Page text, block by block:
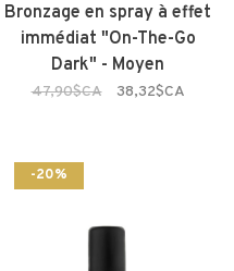
Bronzage en spray à effet
immédiat "On-The-Go
Dark" - Moyen
47,90$CA 38,32$CA
-20%